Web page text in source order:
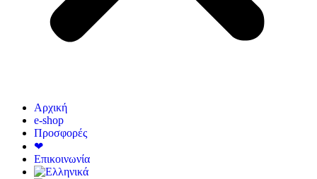
Αρχική
e-shop
Προσφορές
❤
Επικοινωνία